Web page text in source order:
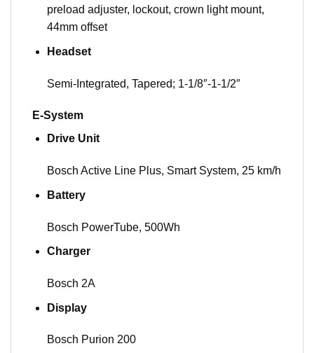
preload adjuster, lockout, crown light mount,
44mm offset
Headset
Semi-Integrated, Tapered; 1-1/8″-1-1/2″
E-System
Drive Unit
Bosch Active Line Plus, Smart System, 25 km/h
Battery
Bosch PowerTube, 500Wh
Charger
Bosch 2A
Display
Bosch Purion 200